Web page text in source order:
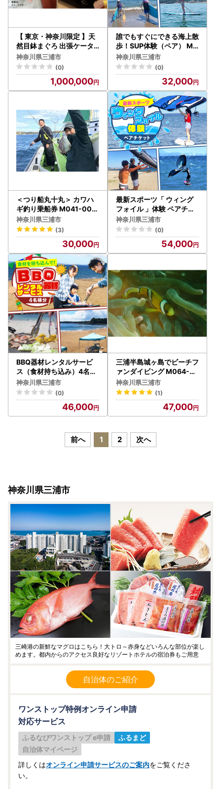
【 東京・神奈川限定 】天
然目鉢まぐろ 出張ケータ
リング M020-044 チケッ
ト 体験 【 まぐろ専門の卸
問屋です 】
神奈川県三浦市
(0)
1,000,000
誰でもすぐにできる海上散
歩！SUP体験（ペア） M1
33-002 SUP サップ パド
ルボード マリンスポーツ
神奈川県三浦市
(0)
32,000
＜つり船丸十丸＞ カワハ
ギ釣り乗船券 M041-001
チケット 体験
神奈川県三浦市
(3)
30,000
最新スポーツ「 ウィング
フォイル 」体験 ペアチケ
ット M133-001 体験 マリ
ンスポーツ
神奈川県三浦市
(0)
54,000
BBQ器材レンタルサービ
ス（食材持ち込み）4名様
分 M133-003 BBQレンタ
ル バーベキュー ビーチ
神奈川県三浦市
(0)
46,000
三浦半島城ヶ島でビーチフ
ァンダイビング M064-0
02 チケット 体験
神奈川県三浦市
(1)
47,000
前へ 1 2 次へ
神奈川県三浦市
三崎港の新鮮なマグロはこちら！大トロ～赤身などいろんな部位が楽し
めます。都内からのアクセス良好なリゾートホテルの宿泊券もご用意
自治体のご紹介
ワンストップ特例オンライン申請
対応サービス
ふるなびワンストップ e申請
ふるまど
自治体マイページ
詳しくはオンライン申請サービスのご案内をご覧くださ
い。